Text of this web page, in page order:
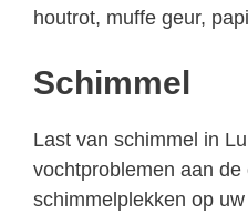
houtrot, muffe geur,
Schimmel
Last van schimmel in
vochtproblemen aan de
schimmelplekken op